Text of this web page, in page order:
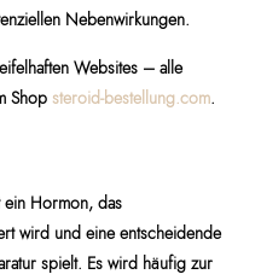
Nebenwirkungen.
Websites – alle
Shop steroid-bestellung.com.
Hormon, das
wird und eine entscheidende
spielt. Es wird häufig zur